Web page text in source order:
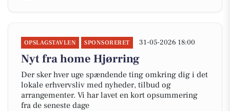
OPSLAGSTAVLEN SPONSORERET 31-05-2026 18:00
Nyt fra home Hjørring
Der sker hver uge spændende ting omkring dig i det
lokale erhvervsliv med nyheder, tilbud og
arrangementer. Vi har lavet en kort opsummering
fra de seneste dage